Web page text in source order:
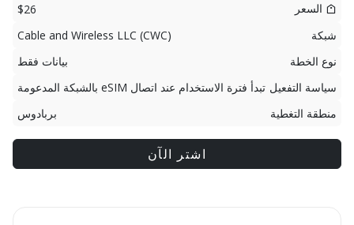
السعر
$26
شبكة
Cable and Wireless LLC (CWC)
نوع الخطة
بيانات فقط
سياسة التفعيل تبدأ فترة الاستخدام عند اتصال eSIM بالشبكة المدعومة
منطقة التغطية
بربادوس
اشتر الآن